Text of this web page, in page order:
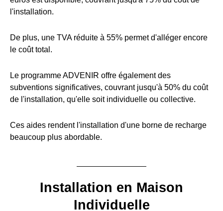
l'installation.
De plus, une TVA réduite à 55% permet d'alléger encore
le coût total.
Le programme ADVENIR offre également des
subventions significatives, couvrant jusqu'à 50% du coût
de l'installation, qu'elle soit individuelle ou collective.
Ces aides rendent l'installation d'une borne de recharge
beaucoup plus abordable.
Installation en Maison
Individuelle